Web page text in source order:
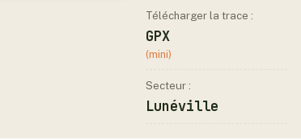
Télécharger la trace :
GPX
(mini)
Secteur :
Lunéville